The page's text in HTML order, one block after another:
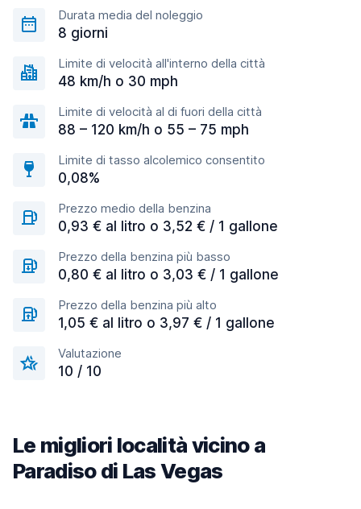
Durata media del noleggio
8 giorni
Limite di velocità all'interno della città
48 km/h o 30 mph
Limite di velocità al di fuori della città
88 – 120 km/h o 55 – 75 mph
Limite di tasso alcolemico consentito
0,08%
Prezzo medio della benzina
0,93 € al litro o 3,52 € / 1 gallone
Prezzo della benzina più basso
0,80 € al litro o 3,03 € / 1 gallone
Prezzo della benzina più alto
1,05 € al litro o 3,97 € / 1 gallone
Valutazione
10 / 10
Le migliori località vicino a
Paradiso di Las Vegas